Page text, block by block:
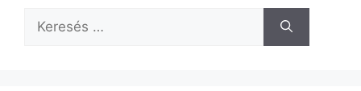
Keresés: